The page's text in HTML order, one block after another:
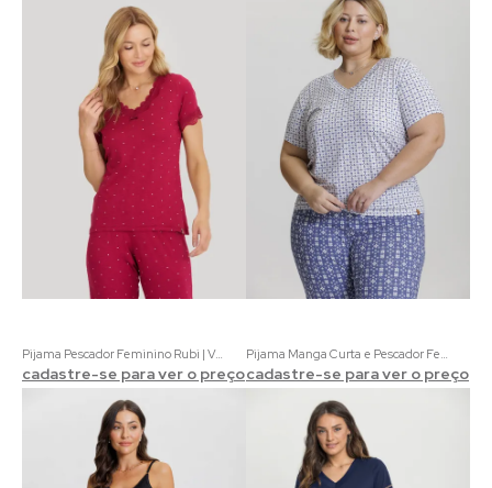
Pijama Pescador Feminino Rubi | Viscolycra Detalhes em Renda e Estampa Poá
cadastre-se para ver o preço
Pijama Manga Curta e Pescador Feminino Plus Size Estampa Flores Portuguesas
cadastre-se para ver o preço